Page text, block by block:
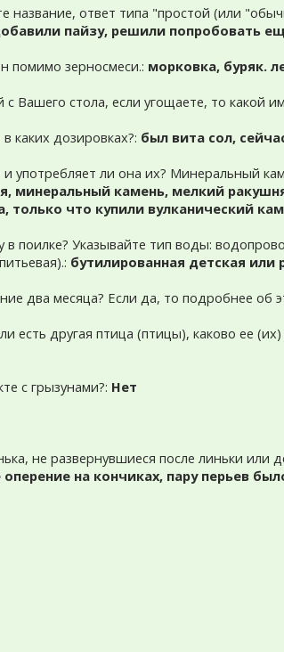
название, ответ типа "простой (или
пайзу, решили попробовать
помимо зерносмеси.: морковка, буряк.
Вашего стола, если угощаете, то какой
каких дозировках?: был вита сол,
употребляет ли она их? Минеральный
минеральный камень, мелкий
только что купили вулканический
в поилке? Указывайте тип воды:
бутилированная детская
два месяца? Если да, то подробнее об
есть другая птица (птицы), каково ее (их)
с грызунами?: Нет
не развернувшиеся после линьки
на кончиках, пару перьев